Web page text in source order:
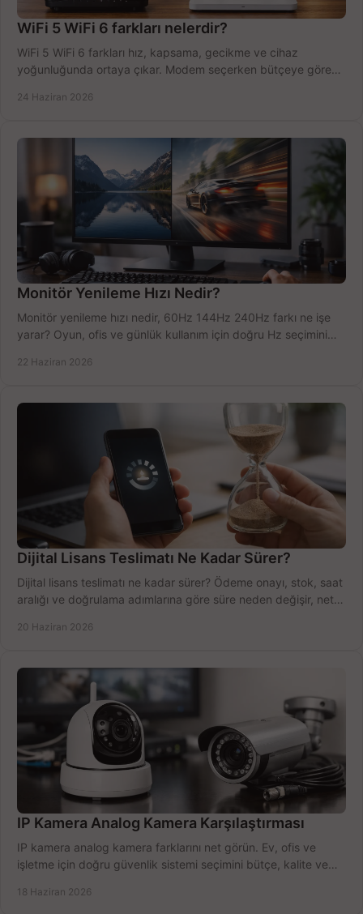
WiFi 5 WiFi 6 farkları nelerdir?
WiFi 5 WiFi 6 farkları hız, kapsama, gecikme ve cihaz
yoğunluğunda ortaya çıkar. Modem seçerken bütçeye göre
24 Haziran 2026
Monitör Yenileme Hızı Nedir?
Monitör yenileme hızı nedir, 60Hz 144Hz 240Hz farkı ne işe
yarar? Oyun, ofis ve günlük kullanım için doğru Hz seçimini
22 Haziran 2026
Dijital Lisans Teslimatı Ne Kadar Sürer?
Dijital lisans teslimatı ne kadar sürer? Ödeme onayı, stok, saat
aralığı ve doğrulama adımlarına göre süre neden değişir, net
20 Haziran 2026
IP Kamera Analog Kamera Karşılaştırması
IP kamera analog kamera farklarını net görün. Ev, ofis ve
işletme için doğru güvenlik sistemi seçimini bütçe, kalite ve
18 Haziran 2026